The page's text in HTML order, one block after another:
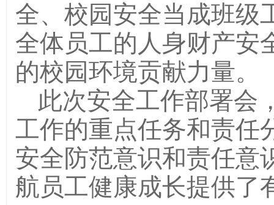
全、校园安全当成班级
全体员工的人身财产安
的校园环境贡献力量。
此次安全工作部署会
工作的重点任务和责任
安全防范意识和责任意
航员工健康成长提供了